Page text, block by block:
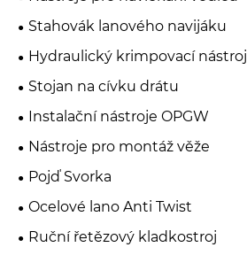
Stahovák lanového navijáku
Hydraulický krimpovací nástroj
Stojan na cívku drátu
Instalační nástroje OPGW
Nástroje pro montáž věže
Pojď Svorka
Ocelové lano Anti Twist
Ruční řetězový kladkostroj